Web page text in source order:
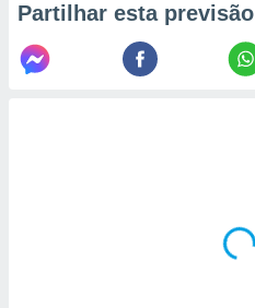
Partilhar esta previsão